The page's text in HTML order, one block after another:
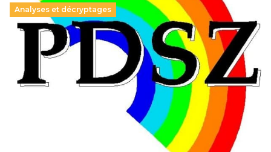
Analyses et décryptages
Hongrie : du changement pour les politiques
éducatives, aussi !
25 juin 2026
En Hongrie, le conservateur Peter Magyar et son parti
Tisza "Respect et liberté" ont remporté une large victoire,
contre le premier ministre sortant, Viktor Orban,…